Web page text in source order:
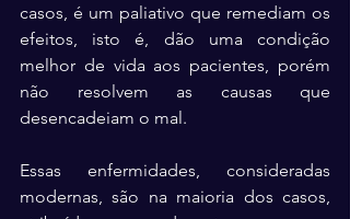
casos, é um paliativo que remediam os
efeitos, isto é, dão uma condição
melhor de vida aos pacientes, porém
não resolvem as causas que
desencadeiam o mal.
Essas enfermidades, consideradas
modernas, são na maioria dos casos,